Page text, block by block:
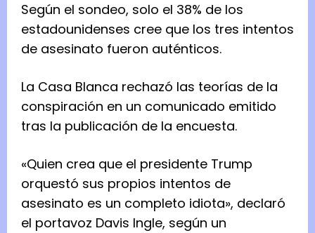
Según el sondeo, solo el 38% de los
estadounidenses cree que los tres intentos
de asesinato fueron auténticos.
La Casa Blanca rechazó las teorías de la
conspiración en un comunicado emitido
tras la publicación de la encuesta.
«Quien crea que el presidente Trump
orquestó sus propios intentos de
asesinato es un completo idiota», declaró
el portavoz Davis Ingle, según un